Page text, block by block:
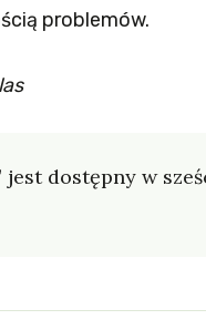
problemów.
dostępny w